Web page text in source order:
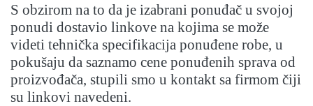
S obzirom na to da je izabrani ponuđač u svojoj
ponudi dostavio linkove na kojima se može
videti tehnička specifikacija ponuđene robe, u
pokušaju da saznamo cene ponuđenih sprava od
proizvođača, stupili smo u kontakt sa firmom čiji
su linkovi navedeni.